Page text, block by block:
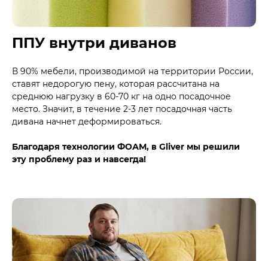
ППУ внутри диванов
В 90% мебели, производимой на территории России,
ставят недорогую пену, которая рассчитана на
среднюю нагрузку в 60-70 кг на одно посадочное
место. Значит, в течение 2-3 лет посадочная часть
дивана начнет деформироваться.
Благодаря технологии ФОАМ, в Gliver мы решили
эту проблему раз и навсегда!